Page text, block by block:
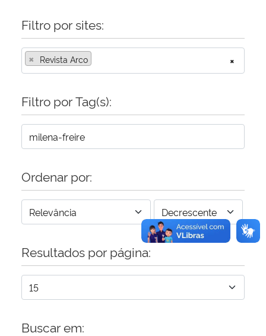
Controladoria-Geral da União
Ministério da Mulher, da Família e dos Direitos Humanos
Gabinete de Segurança Institucional
Advocacia-Geral da União
Banco Central do Brasil
Planalto
Filtro por sites:
×
× Revista Arco
Filtro por Tag(s):
Ordenar por:
Resultados por página:
Buscar em: